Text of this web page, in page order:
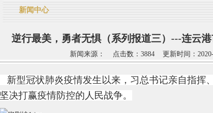
新闻中心
逆行最美，勇者无惧（系列报道三）---连云
新闻来源： 点击数：3884 更新时间：
新型冠状肺炎疫情发生以来，习总书记亲自指挥
坚决打赢疫情防控的人民战争。